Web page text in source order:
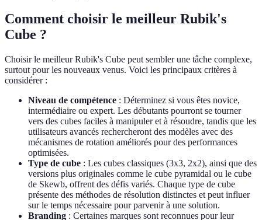
Comment choisir le meilleur Rubik's
Cube ?
Choisir le meilleur Rubik's Cube peut sembler une tâche complexe,
surtout pour les nouveaux venus. Voici les principaux critères à
considérer :
Niveau de compétence : Déterminez si vous êtes novice,
intermédiaire ou expert. Les débutants pourront se tourner
vers des cubes faciles à manipuler et à résoudre, tandis que les
utilisateurs avancés rechercheront des modèles avec des
mécanismes de rotation améliorés pour des performances
optimisées.
Type de cube : Les cubes classiques (3x3, 2x2), ainsi que des
versions plus originales comme le cube pyramidal ou le cube
de Skewb, offrent des défis variés. Chaque type de cube
présente des méthodes de résolution distinctes et peut influer
sur le temps nécessaire pour parvenir à une solution.
Branding : Certaines marques sont reconnues pour leur